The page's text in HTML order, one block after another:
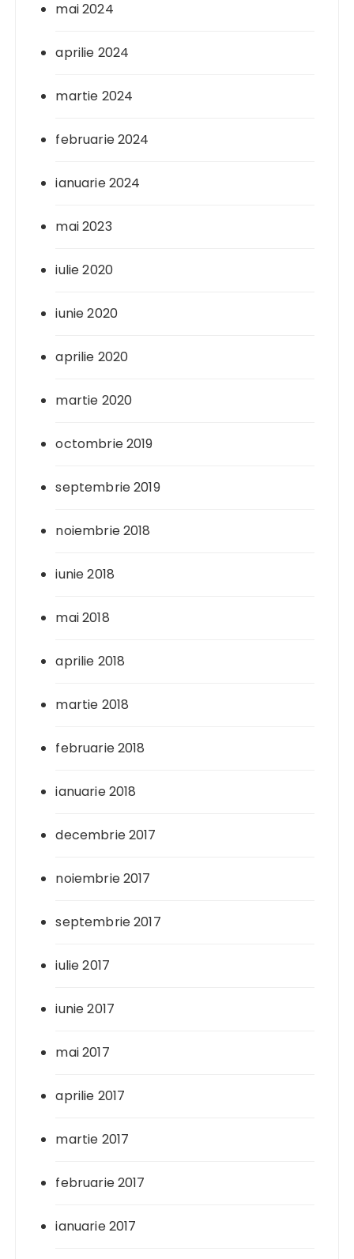
mai 2024
aprilie 2024
martie 2024
februarie 2024
ianuarie 2024
mai 2023
iulie 2020
iunie 2020
aprilie 2020
martie 2020
octombrie 2019
septembrie 2019
noiembrie 2018
iunie 2018
mai 2018
aprilie 2018
martie 2018
februarie 2018
ianuarie 2018
decembrie 2017
noiembrie 2017
septembrie 2017
iulie 2017
iunie 2017
mai 2017
aprilie 2017
martie 2017
februarie 2017
ianuarie 2017